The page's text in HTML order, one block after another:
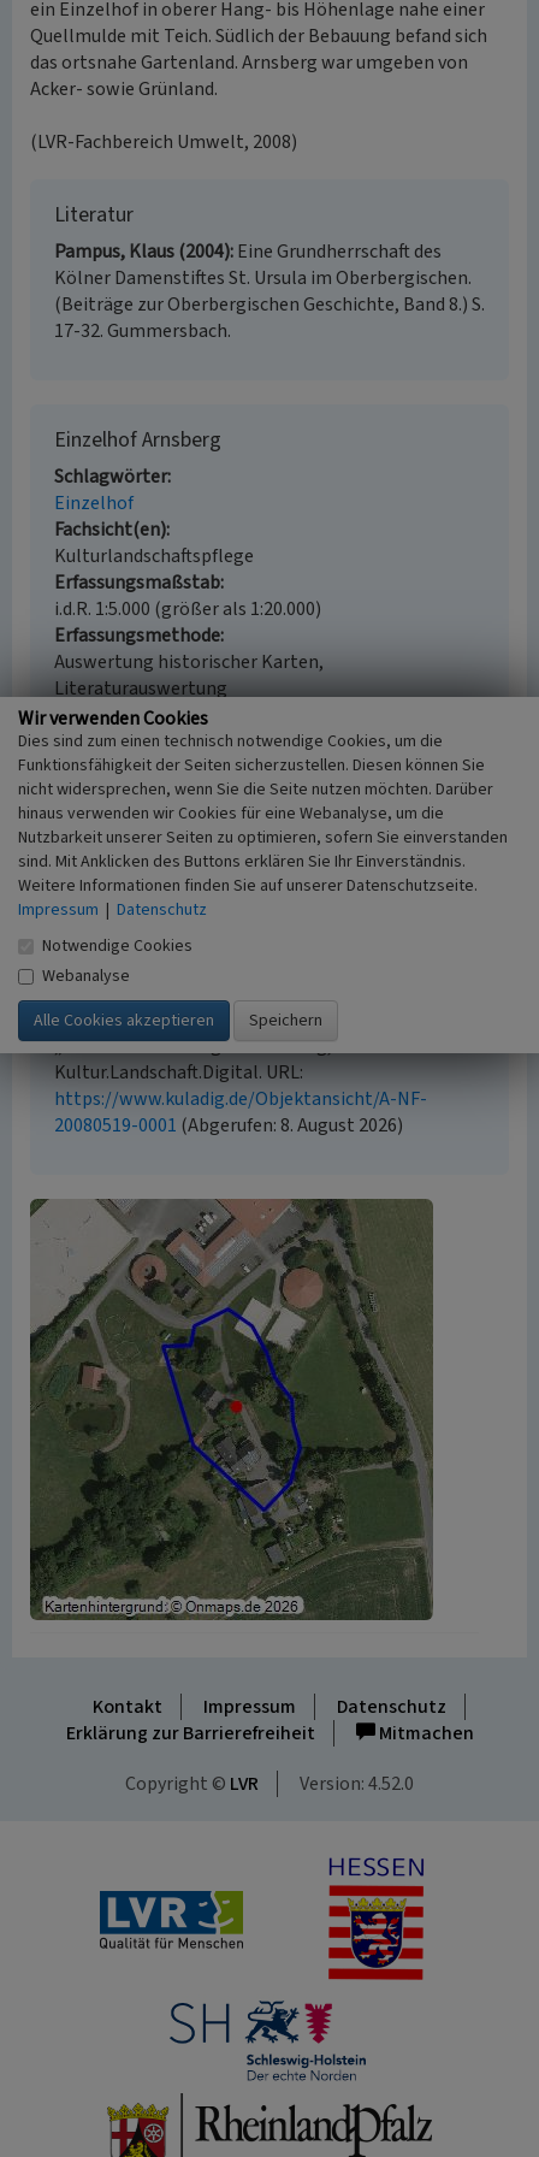
ein Einzelhof in oberer Hang- bis Höhenlage nahe einer
Quellmulde mit Teich. Südlich der Bebauung befand sich
das ortsnahe Gartenland. Arnsberg war umgeben von
Acker- sowie Grünland.
(LVR-Fachbereich Umwelt, 2008)
Literatur
Pampus, Klaus (2004) Eine Grundherrschaft des
Kölner Damenstiftes St. Ursula im Oberbergischen.
(Beiträge zur Oberbergischen Geschichte, Band 8.) S.
17-32. Gummersbach.
Einzelhof Arnsberg
Schlagwörter
Einzelhof
Fachsicht(en)
Kulturlandschaftspflege
Erfassungsmaßstab
i.d.R. 1:5.000 (größer als 1:20.000)
Erfassungsmethode
Auswertung historischer Karten,
Literaturauswertung
Historischer Zeitraum
Beginn 1374
Empfohlene Zitierweise
Urheberrechtlicher Hinweis
Der hier präsentierte Inhalt ist urheberrechtlich
geschützt. Die angezeigten Medien unterliegen
möglicherweise zusätzlichen urheberrechtlichen
Bedingungen, die an diesen ausgewiesen sind.
Empfohlene Zitierweise
„Einzelhof Arnsberg”. In: KuLaDig,
Kultur.Landschaft.Digital. URL:
https://www.kuladig.de/Objektansicht/A-NF-
20080519-0001 (Abgerufen: 8. August 2026)
Kontakt Impressum
Datenschutz
Erklärung zur Barrierefreiheit
Mitmachen
Copyright © LVR Version: 4.52.0
Wir verwenden Cookies
Dies sind zum einen technisch notwendige Cookies, um die
Funktionsfähigkeit der Seiten sicherzustellen. Diesen können Sie
nicht widersprechen, wenn Sie die Seite nutzen möchten. Darüber
hinaus verwenden wir Cookies für eine Webanalyse, um die
Nutzbarkeit unserer Seiten zu optimieren, sofern Sie einverstanden
sind. Mit Anklicken des Buttons erklären Sie Ihr Einverständnis.
Weitere Informationen finden Sie auf unserer Datenschutzseite.
Impressum | Datenschutz
Notwendige Cookies
Webanalyse